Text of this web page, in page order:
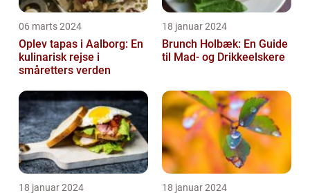
06 marts 2024
Oplev tapas i Aalborg: En
kulinarisk rejse i
småretters verden
18 januar 2024
Brunch Holbæk: En Guide
til Mad- og Drikkeelskere
18 januar 2024 18 januar 2024